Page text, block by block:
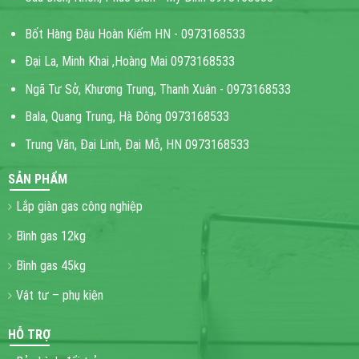
Bốt Hàng Đậu Hoàn Kiếm HN - 0973168533
Đại La, Minh Khai ,Hoàng Mai 0973168533
Ngã Tư Sở, Khương Trung, Thanh Xuân - 0973168533
Bala, Quang Trung, Hà Đông 0973168533
Trung Văn, Đại Linh, Đại Mỗ, HN 0973168533
SẢN PHẨM
Lắp giàn gas công nghiệp
Bình gas 12kg
Bình gas 45kg
Vật tư – phụ kiện
HỖ TRỢ